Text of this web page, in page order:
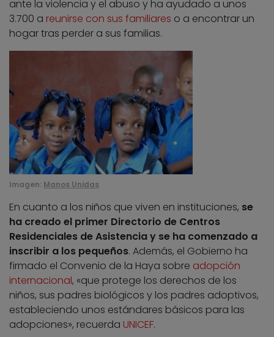
ante la violencia y el abuso y ha ayudado a unos
3.700 a reunirse con sus familiares o a encontrar un
hogar tras perder a sus familias.
Imagen: Manos Unidas
En cuanto a los niños que viven en instituciones, se
ha creado el primer Directorio de Centros
Residenciales de Asistencia y se ha comenzado a
inscribir a los pequeños. Además, el Gobierno ha
firmado el Convenio de la Haya sobre adopción
internacional, «que protege los derechos de los
niños, sus padres biológicos y los padres adoptivos,
estableciendo unos estándares básicos para las
adopciones», recuerda UNICEF.